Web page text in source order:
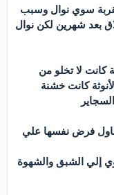
سوي نوال وسبب
بعد شهرين لكن نوال
لا تخلو من
كانت خشنة
فرض نفسها علي
إلي الشبق والشهوة